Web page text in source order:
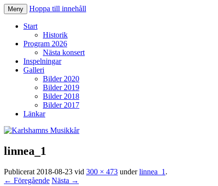
Karlshamns Musikkår
Meny Hoppa till innehåll
Start
Historik
Program 2026
Nästa konsert
Inspelningar
Galleri
Bilder 2020
Bilder 2019
Bilder 2018
Bilder 2017
Länkar
linnea_1
Publicerat 2018-08-23 vid 300 × 473 underlinnea_1 .
← Föregående Nästa →